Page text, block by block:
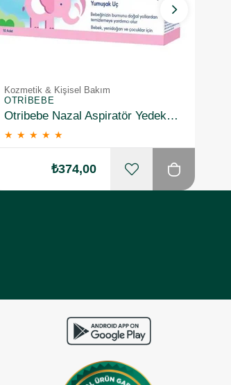
Kozmetik & Kişisel Bakım
OTRIBEBE
Otribebe Nazal Aspiratör Yedek Uç 10 Adet 2 Adet
★ ★ ★ ★ ★
₺374,00